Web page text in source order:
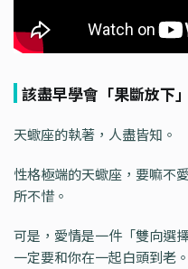
該盡早學會「果斷放下
天蠍座的執著，人盡皆知。
性格極端的天蠍座，要嘛不
所不惜。
可是，愛情是一件「雙向選
一定要和你在一起白頭到老。